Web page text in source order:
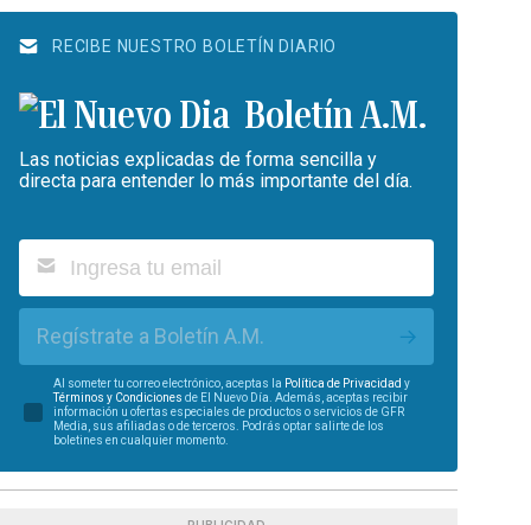
RECIBE NUESTRO BOLETÍN DIARIO
Boletín A.M.
Las noticias explicadas de forma sencilla y
directa para entender lo más importante del día.
Regístrate a Boletín A.M.
Al someter tu correo electrónico, aceptas la Política de Privacidad y
Términos y Condiciones de El Nuevo Día. Además, aceptas recibir
información u ofertas especiales de productos o servicios de GFR
Media, sus afiliadas o de terceros. Podrás optar salirte de los
boletines en cualquier momento.